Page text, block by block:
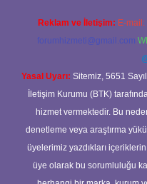
Reklam ve İletişim: E-mail:
forumhizmeti@gmail.com
Yasal Uyarı: Sitemiz, 5651
İletişim Kurumu (BTK)
hizmet vermektedir. Bu
denetleme veya araştırma
üyelerimiz yazdıkları
üye olarak bu sorumluluğu